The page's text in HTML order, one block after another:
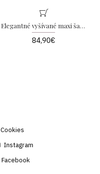
Elegantné vyšívané maxi šaty s kvetmi Leona AB 218
84,90€
Cookies
Instagram
Facebook